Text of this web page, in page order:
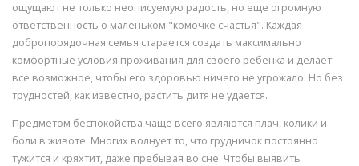
ощущают не только неописуемую радость, но еще огромную
ответственность о маленьком "комочке счастья". Каждая
добропорядочная семья старается создать максимально
комфортные условия проживания для своего ребенка и делает
все возможное, чтобы его здоровью ничего не угрожало. Но без
трудностей, как известно, растить дитя не удается.
Предметом беспокойства чаще всего являются плач, колики и
боли в животе. Многих волнует то, что грудничок постоянно
тужится и кряхтит, даже пребывая во сне. Чтобы выявить